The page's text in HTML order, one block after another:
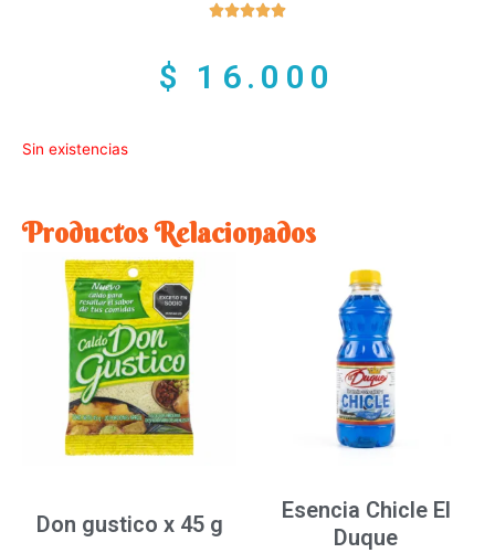

$ 16.000
Sin existencias
Productos Relacionados
Don gustico x 45 g
Esencia Chicle El
Duque